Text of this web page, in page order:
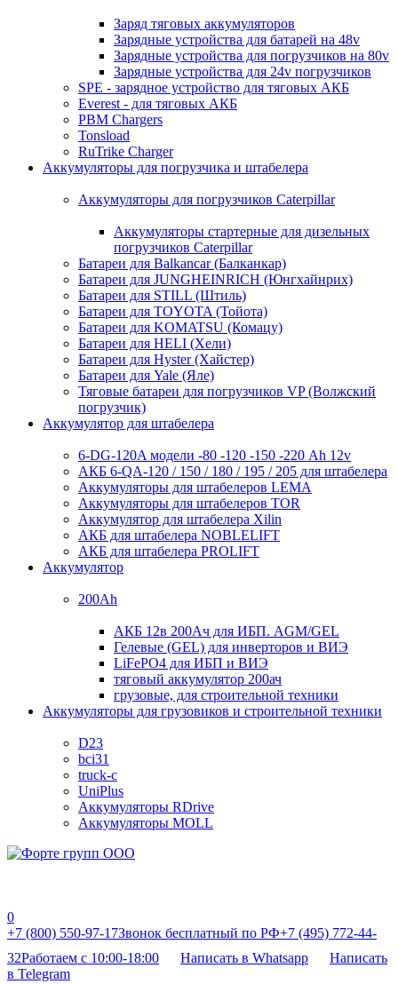
Заряд тяговых аккумуляторов
Зарядные устройства для батарей на 48v
Зарядные устройства для погрузчиков на 80v
Зарядные устройства для 24v погрузчиков
SPE - зарядное устройство для тяговых АКБ
Everest - для тяговых АКБ
PBM Chargers
Tonsload
RuTrike Charger
Аккумуляторы для погрузчика и штабелера
Аккумуляторы для погрузчиков Caterpillar
Аккумуляторы стартерные для дизельных
погрузчиков Caterpillar
Батареи для Balkancar (Балканкар)
Батареи для JUNGHEINRICH (Юнгхайнрих)
Батареи для STILL (Штиль)
Батареи для TOYOTA (Тойота)
Батареи для KOMATSU (Комацу)
Батареи для HELI (Хели)
Батареи для Hyster (Хайстер)
Батареи для Yale (Яле)
Тяговые батареи для погрузчиков VP (Волжский
погрузчик)
Аккумулятор для штабелера
6-DG-120A модели -80 -120 -150 -220 Ah 12v
АКБ 6-QA-120 / 150 / 180 / 195 / 205 для штабелера
Аккумуляторы для штабелеров LEMA
Аккумуляторы для штабелеров TOR
Аккумулятор для штабелера Xilin
АКБ для штабелера NOBLELIFT
АКБ для штабелера PROLIFT
Аккумулятор
200Ah
АКБ 12в 200Ач для ИБП. AGM/GEL
Гелевые (GEL) для инверторов и ВИЭ
LiFePO4 для ИБП и ВИЭ
тяговый аккумулятор 200ач
грузовые, для строительной техники
Аккумуляторы для грузовиков и строительной техники
D23
bci31
truck-c
UniPlus
Аккумуляторы RDrive
Аккумуляторы MOLL
0
+7 (800) 550-97-17Звонок бесплатный по РФ+7 (495) 772-44-
32Работаем с 10:00-18:00 Написать в Whatsapp
Написать
в Telegram